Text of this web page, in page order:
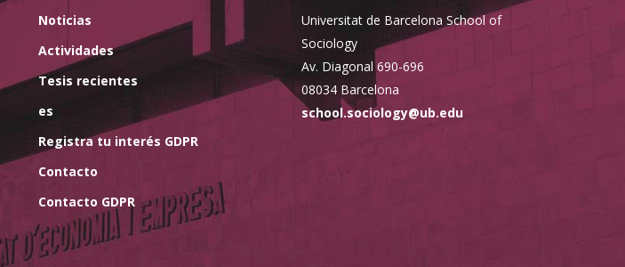
Noticias
Actividades
Tesis recientes
es
Registra tu interés GDPR
Contacto
Contacto GDPR
Universitat de Barcelona School of
Sociology
Av. Diagonal 690-696
08034 Barcelona
school.sociology@ub.edu